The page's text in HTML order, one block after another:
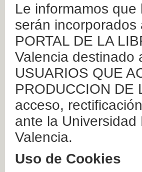
Le informamos
serán incorporados
PORTAL DE LA
Valencia destinado
USUARIOS QUE
PRODUCCION DE
acceso,
ante la
Valencia.
Uso de Cookies